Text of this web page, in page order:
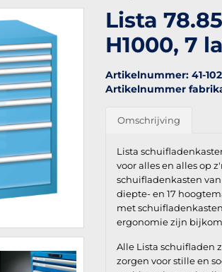
Lista
H1000, 7
Artikelnummer: 41-
Artikelnummer
Omschrijving
Lista
voor alles en alles op
schuifladenkasten
diepte- en 17
met
ergonomie zijn
Alle Lista schuifladen
zorgen voor stille en